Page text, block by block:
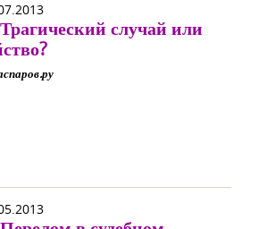
Трагический случай или